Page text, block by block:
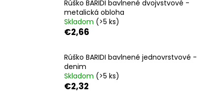
Rúško BARIDI bavlnené dvojvstvové -
metalická obloha
Skladom (>5 ks)
€2,66
Rúško BARIDI bavlnené jednovrstvové -
denim
Skladom (>5 ks)
€2,32